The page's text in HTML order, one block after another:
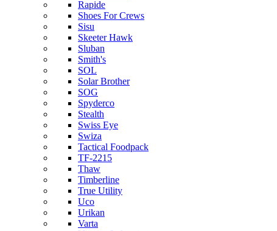
Rapide
Shoes For Crews
Sisu
Skeeter Hawk
Sluban
Smith's
SOL
Solar Brother
SOG
Spyderco
Stealth
Swiss Eye
Swiza
Tactical Foodpack
TF-2215
Thaw
Timberline
True Utility
Uco
Urikan
Varta